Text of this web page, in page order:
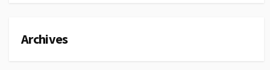
Archives